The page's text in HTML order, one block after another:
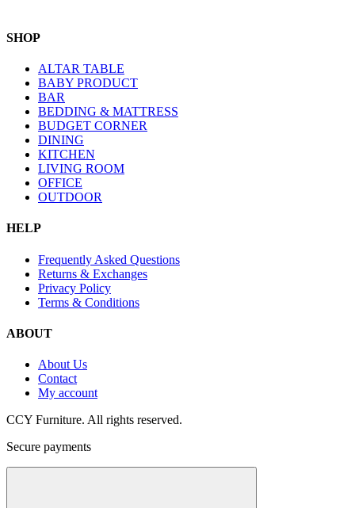
SHOP
ALTAR TABLE
BABY PRODUCT
BAR
BEDDING & MATTRESS
BUDGET CORNER
DINING
KITCHEN
LIVING ROOM
OFFICE
OUTDOOR
HELP
Frequently Asked Questions
Returns & Exchanges
Privacy Policy
Terms & Conditions
ABOUT
About Us
Contact
My account
CCY Furniture. All rights reserved.
Secure payments